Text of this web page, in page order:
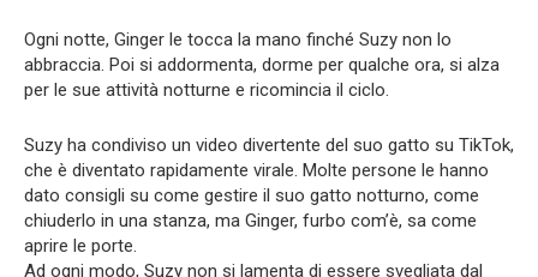
Ogni notte, Ginger le tocca la mano finché Suzy non lo
abbraccia. Poi si addormenta, dorme per qualche ora, si alza
per le sue attività notturne e ricomincia il ciclo.
Suzy ha condiviso un video divertente del suo gatto su TikTok,
che è diventato rapidamente virale. Molte persone le hanno
dato consigli su come gestire il suo gatto notturno, come
chiuderlo in una stanza, ma Ginger, furbo com’è, sa come
aprire le porte.
Ad ogni modo, Suzy non si lamenta di essere svegliata dal